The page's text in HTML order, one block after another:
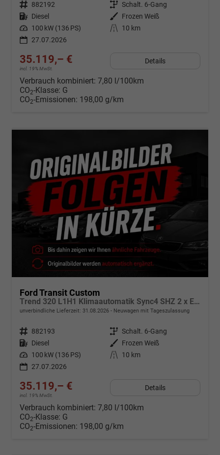
Fahrzeugnr. 882192 Getriebe Schalt. 6-Gang
Kraftstoff Diesel Außenfarbe
Frozen Weiß
Leistung 100 kW (136 PS) Kilometerstand
10 km
27.07.2026
35.119,– €
incl. 19% MwSt.
Details
Verbrauch kombiniert: 7,80 l/100km
CO2-Klasse: G
CO2-Emissionen: 198,00 g/km
Ford Transit Custom
Trend 320 L1H1 Klimaautomatik Sync4 SHZ 2 x Einparkhilfe Kamera 5JG
unverbindliche Lieferzeit: 31.08.2026 Neuwagen mit Tageszulassung
Fahrzeugnr. 882193 Getriebe Schalt. 6-Gang
Kraftstoff Diesel Außenfarbe
Frozen Weiß
Leistung 100 kW (136 PS) Kilometerstand
10 km
27.07.2026
35.119,– €
incl. 19% MwSt.
Details
Verbrauch kombiniert: 7,80 l/100km
CO2-Klasse: G
CO2-Emissionen: 198,00 g/km